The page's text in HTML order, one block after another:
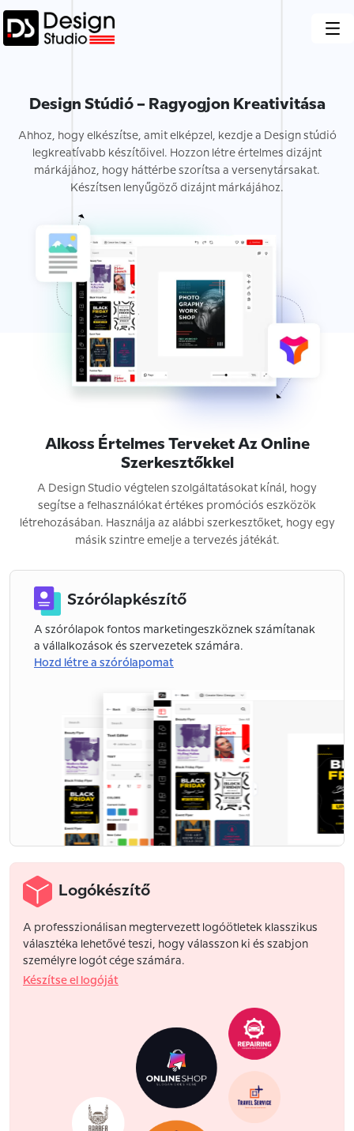
Design Stúdió – ​​Ragyogjon Kreativitása
Ahhoz, hogy elkészítse, amit elképzel, kezdje a Design stúdió
legkreatívabb készítőivel. Hozzon létre értelmes dizájnt
márkájához, hogy háttérbe szorítsa a versenytársakat.
Készítsen lenyűgöző dizájnt márkájához.
Alkoss Értelmes Terveket Az Online
Szerkesztőkkel
A Design Studio végtelen szolgáltatásokat kínál, hogy
segítse a felhasználókat értékes promóciós eszközök
létrehozásában. Használja az alábbi szerkesztőket, hogy egy
másik szintre emelje a tervezés játékát.
Szórólapkészítő
A szórólapok fontos marketingeszköznek számítanak
a vállalkozások és szervezetek számára.
Hozd létre a szórólapomat
Logókészítő
A professzionálisan megtervezett logóötletek klasszikus
választéka lehetővé teszi, hogy válasszon ki és szabjon
személyre logót cége számára.
Készítse el logóját